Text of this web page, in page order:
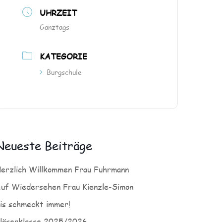
UHRZEIT
Ganztags
KATEGORIE
Burgschule
Beiträge
Willkommen Frau Fuhrmann
Wiedersehen Frau Kienzle-Simon
schmeckt immer!